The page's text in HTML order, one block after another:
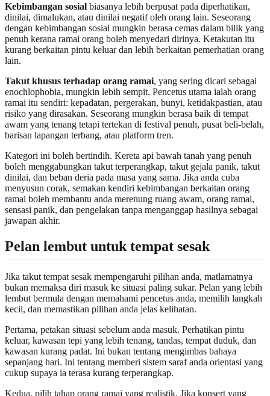
Kebimbangan sosial biasanya lebih berpusat pada diperhatikan,
dinilai, dimalukan, atau dinilai negatif oleh orang lain. Seseorang
dengan kebimbangan sosial mungkin berasa cemas dalam bilik yang
penuh kerana ramai orang boleh menyedari dirinya. Ketakutan itu
kurang berkaitan pintu keluar dan lebih berkaitan pemerhatian orang
lain.
Takut khusus terhadap orang ramai, yang sering dicari sebagai
enochlophobia, mungkin lebih sempit. Pencetus utama ialah orang
ramai itu sendiri: kepadatan, pergerakan, bunyi, ketidakpastian, atau
risiko yang dirasakan. Seseorang mungkin berasa baik di tempat
awam yang tenang tetapi tertekan di festival penuh, pusat beli-belah,
barisan lapangan terbang, atau platform tren.
Kategori ini boleh bertindih. Kereta api bawah tanah yang penuh
boleh menggabungkan takut terperangkap, takut gejala panik, takut
dinilai, dan beban deria pada masa yang sama. Jika anda cuba
menyusun corak, semakan kendiri kebimbangan berkaitan orang
ramai boleh membantu anda merenung ruang awam, orang ramai,
sensasi panik, dan pengelakan tanpa menganggap hasilnya sebagai
jawapan akhir.
Pelan lembut untuk tempat sesak
Jika takut tempat sesak mempengaruhi pilihan anda, matlamatnya
bukan memaksa diri masuk ke situasi paling sukar. Pelan yang lebih
lembut bermula dengan memahami pencetus anda, memilih langkah
kecil, dan memastikan pilihan anda jelas kelihatan.
Pertama, petakan situasi sebelum anda masuk. Perhatikan pintu
keluar, kawasan tepi yang lebih tenang, tandas, tempat duduk, dan
kawasan kurang padat. Ini bukan tentang mengimbas bahaya
sepanjang hari. Ini tentang memberi sistem saraf anda orientasi yang
cukup supaya ia terasa kurang terperangkap.
Kedua, pilih tahap orang ramai yang realistik. Jika konsert yang